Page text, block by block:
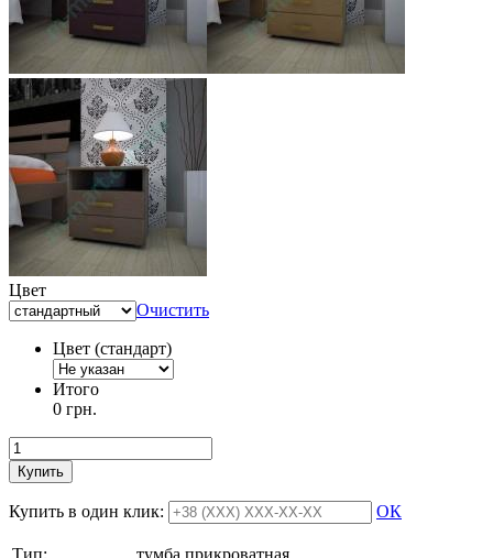
Цвет
Очистить
Цвет (стандарт)
Итого
0 грн.
Купить
Купить в один клик: ОК
Тип:
тумба прикроватная